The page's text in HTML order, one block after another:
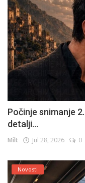
Počinje snimanje
detalji...
Milt Jul 28, 2026 0
Novosti